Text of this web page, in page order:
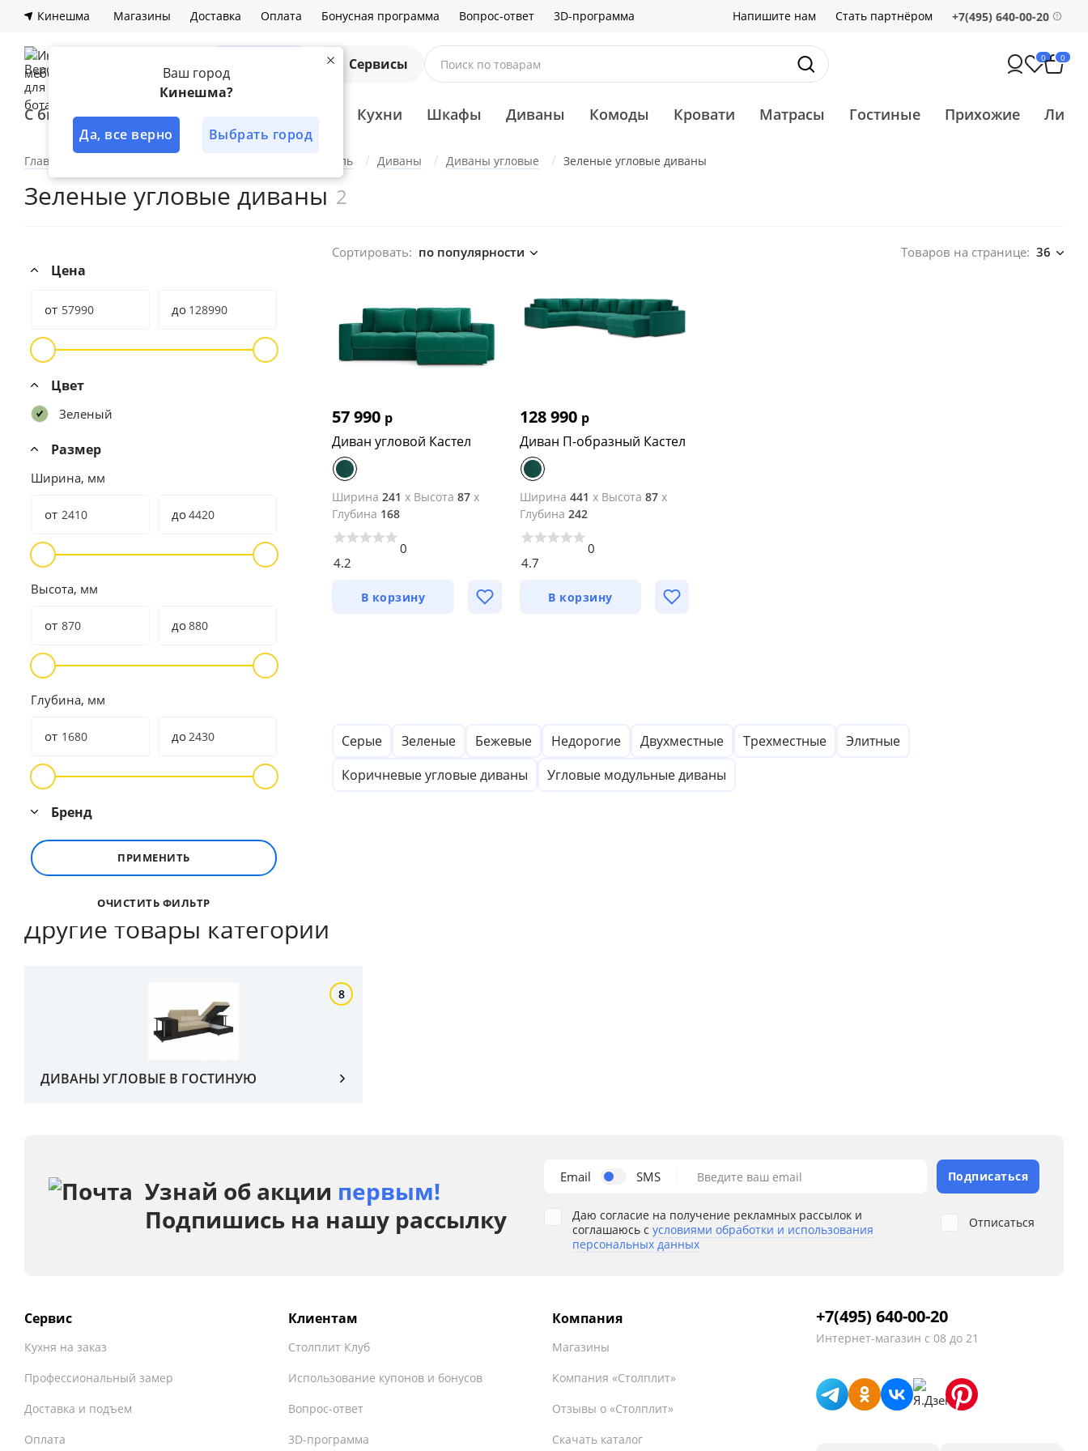
Ваш город
Кинешма?
Да, все верно Выбрать город
Кинешма Магазины Доставка Оплата Бонусная программа Вопрос-ответ 3D-программа Напишите нам Стать партнёром +7(495) 640-00-20
Сервисы Поиск по товарам 0 0
С быстрой доставкой Кухни Шкафы Диваны Комоды Кровати Матрасы Гостиные Прихожие
Главная Мягкая мебель Диваны Диваны угловые Зеленые угловые диваны
Зеленые угловые диваны 2
Цена
от до
Цвет
Зеленый
Размер
Ширина, мм
от до
Высота, мм
от до
Глубина, мм
от до
Бренд
ПРИМЕНИТЬ
ОЧИСТИТЬ ФИЛЬТР
Сортировать: по популярности Товаров на странице: 36
57 990 р
Диван угловой Кастел
Ширина 241 x Высота 87 x
Глубина 168
4.2
0
В корзину
128 990 р
Диван П-образный Кастел
Ширина 441 x Высота 87x
Глубина 242
4.7
0
В корзину
Серые Зеленые Бежевые Недорогие Двухместные Трехместные
Элитные
Коричневые угловые диваны
Угловые модульные диваны
Другие товары категории
8
ДИВАНЫ УГЛОВЫЕ В ГОСТИНУЮ
Узнай об акции первым!
Подпишись на нашу рассылку
Email SMS Введите ваш email Подписаться
Даю согласие на получение рекламных рассылок и
соглашаюсь с условиями обработки и использования
персональных данных
Отписаться
Сервис
Кухня на заказ
Профессиональный замер
Доставка и подъем
Оплата
Клиентам
Столплит Клуб
Использование купонов и бонусов
Вопрос-ответ
3D-программа
Компания
Магазины
Компания «Столплит»
Отзывы о «Столплит»
Скачать каталог
+7(495) 640-00-20
Интернет-магазин с 08 до 21